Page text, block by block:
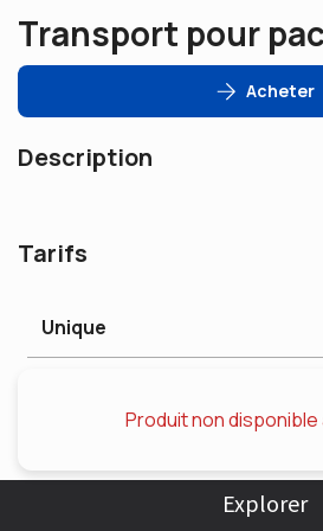
Transport pour
Acheter
Description
Tarifs
Unique
Produit non disponible
Explorer